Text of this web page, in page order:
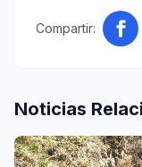
Compartir:
Noticias